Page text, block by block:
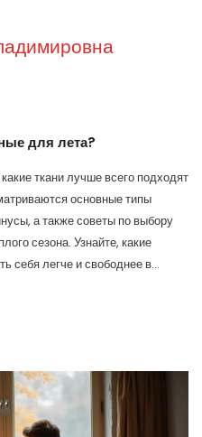
для лета?
ткани лучше всего подходят
основные типы
а также советы по выбору
сезона. Узнайте, какие
себя легче и свободнее в